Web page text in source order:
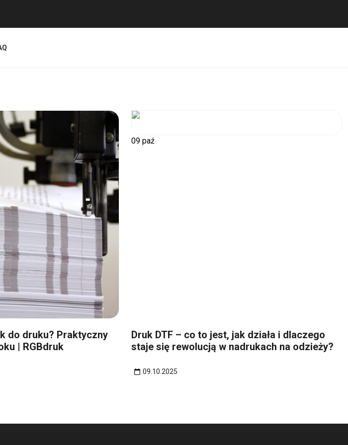
do druku? Praktyczny
| RGBdruk
09 paź
Druk DTF – co to jest, jak działa i dlaczego
staje się rewolucją w nadrukach na odzieży?
09.10.2025